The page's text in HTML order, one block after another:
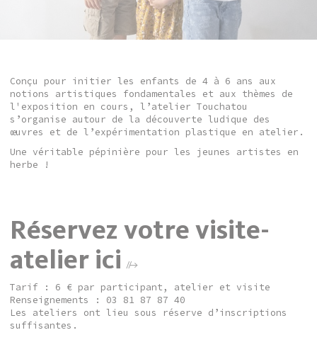
Conçu pour initier les enfants de 4 à 6 ans aux
notions artistiques fondamentales et aux thèmes de
l'exposition en cours, l’atelier Touchatou
s’organise autour de la découverte ludique des
œuvres et de l’expérimentation plastique en atelier.
Une véritable pépinière pour les jeunes artistes en
herbe !
Réservez votre visite-
atelier ici
Tarif : 6 € par participant, atelier et visite
Renseignements : 03 81 87 87 40
Les ateliers ont lieu sous réserve d’inscriptions
suffisantes.